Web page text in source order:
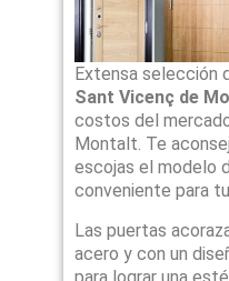
Extensa selección
Sant Vicenç de
costos del
Montalt. Te
escojas el modelo
conveniente para
Las puertas
acero y con un